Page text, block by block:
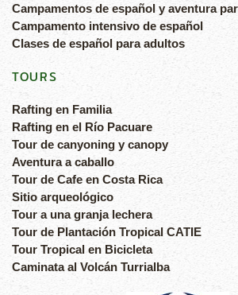
Campamentos de español y aventura
Campamento intensivo de español
Clases de español para adultos
TOURS
Rafting en Familia
Rafting en el Río Pacuare
Tour de canyoning y canopy
Aventura a caballo
Tour de Cafe en Costa Rica
Sitio arqueológico
Tour a una granja lechera
Tour de Plantación Tropical CATIE
Tour Tropical en Bicicleta
Caminata al Volcán Turrialba